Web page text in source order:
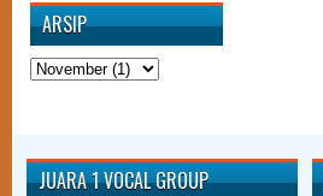
ARSIP
JUARA 1 VOCAL GROUP